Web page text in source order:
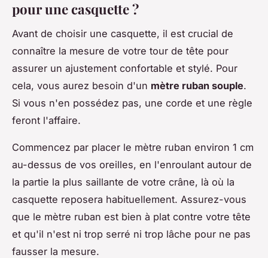
pour une casquette ?
Avant de choisir une casquette, il est crucial de
connaître la mesure de votre tour de tête pour
assurer un ajustement confortable et stylé. Pour
cela, vous aurez besoin d'un mètre ruban souple.
Si vous n'en possédez pas, une corde et une règle
feront l'affaire.
Commencez par placer le mètre ruban environ 1 cm
au-dessus de vos oreilles, en l'enroulant autour de
la partie la plus saillante de votre crâne, là où la
casquette reposera habituellement. Assurez-vous
que le mètre ruban est bien à plat contre votre tête
et qu'il n'est ni trop serré ni trop lâche pour ne pas
fausser la mesure.